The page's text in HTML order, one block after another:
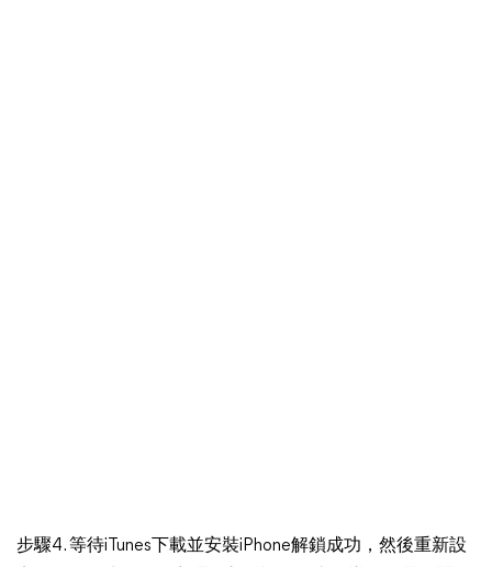
步驟4. 等待iTunes下載並安裝iPhone解鎖成功，然後重新設